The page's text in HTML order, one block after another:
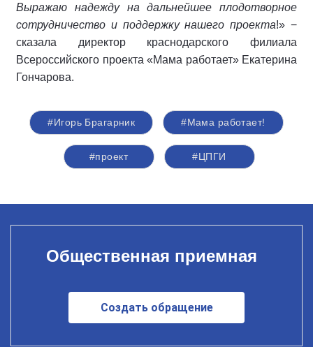
Выражаю надежду на дальнейшее плодотворное
сотрудничество и поддержку нашего проекта!» −
сказала директор краснодарского филиала
Всероссийского проекта «Мама работает» Екатерина
Гончарова.
#Игорь Брагарник #Мама работает!
#проект #ЦПГИ
Общественная приемная
Создать обращение